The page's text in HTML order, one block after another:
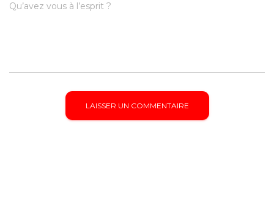
Qu’avez vous à l’esprit ?